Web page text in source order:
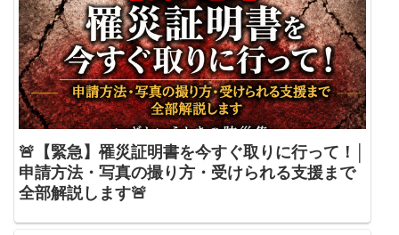
🚨【緊急】罹災証明書を今すぐ取りに行って！│
申請方法・写真の撮り方・受けられる支援まで
全部解説します🚨